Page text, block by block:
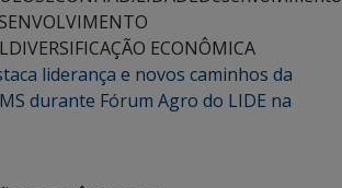
DIVERSIFICAÇÃO ECONÔMICA
liderança e novos caminhos da
durante Fórum Agro do LIDE na